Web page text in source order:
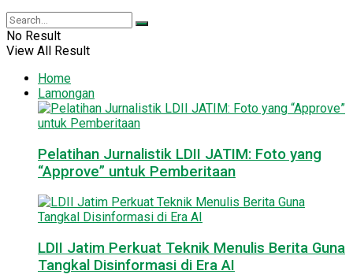
No Result
View All Result
Home
Lamongan
Pelatihan Jurnalistik LDII JATIM: Foto yang
“Approve” untuk Pemberitaan
LDII Jatim Perkuat Teknik Menulis Berita Guna
Tangkal Disinformasi di Era AI